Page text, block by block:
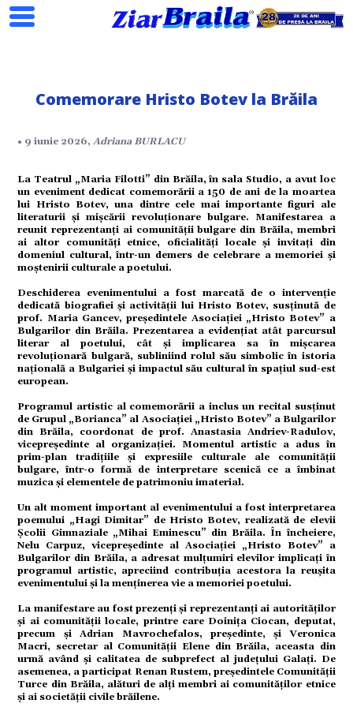
Comemorare Hristo Botev la Brăila
• 9 iunie 2026,Adriana BURLACU
La Teatrul „Maria Filotti” din Brăila, în sala Studio, a avut loc
un eveniment dedicat comemorării a 150 de ani de la moartea
lui Hristo Botev, una dintre cele mai importante figuri ale
literaturii și mișcării revoluționare bulgare. Manifestarea a
reunit reprezentanți ai comunității bulgare din Brăila, membri
ai altor comunități etnice, oficialități locale și invitați din
domeniul cultural, într-un demers de celebrare a memoriei și
moștenirii culturale a poetului.
Deschiderea evenimentului a fost marcată de o intervenție
dedicată biografiei și activității lui Hristo Botev, susținută de
prof. Maria Gancev, președintele Asociației „Hristo Botev” a
Bulgarilor din Brăila. Prezentarea a evidențiat atât parcursul
literar al poetului, cât și implicarea sa în mișcarea
revoluționară bulgară, subliniind rolul său simbolic în istoria
națională a Bulgariei și impactul său cultural în spațiul sud-est
european.
Programul artistic al comemorării a inclus un recital susținut
de Grupul „Borianca” al Asociației „Hristo Botev” a Bulgarilor
din Brăila, coordonat de prof. Anastasia Andriev-Radulov,
vicepreședinte al organizației. Momentul artistic a adus în
prim-plan tradițiile și expresiile culturale ale comunității
bulgare, într-o formă de interpretare scenică ce a îmbinat
muzica și elementele de patrimoniu imaterial.
Un alt moment important al evenimentului a fost interpretarea
poemului „Hagi Dimitar” de Hristo Botev, realizată de elevii
Școlii Gimnaziale „Mihai Eminescu” din Brăila. În încheiere,
Nelu Carpuz, vicepreședinte al Asociației „Hristo Botev” a
Bulgarilor din Brăila, a adresat mulțumiri elevilor implicați în
programul artistic, apreciind contribuția acestora la reușita
evenimentului și la menținerea vie a memoriei poetului.
La manifestare au fost prezenți și reprezentanți ai autorităților
și ai comunității locale, printre care Doinița Ciocan, deputat,
precum și Adrian Mavrochefalos, președinte, și Veronica
Macri, secretar al Comunității Elene din Brăila, aceasta din
urmă având și calitatea de subprefect al județului Galați. De
asemenea, a participat Renan Rustem, președintele Comunității
Turce din Brăila, alături de alți membri ai comunităților etnice
și ai societății civile brăilene.